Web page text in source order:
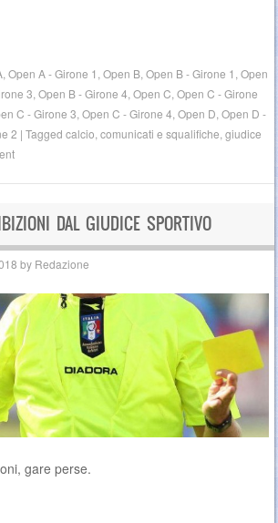
,Open A - Girone 1 ,Open B ,Open B - Girone 1 ,Open
3 ,Open B - Girone 4 ,Open C ,Open C - Girone
C - Girone 3 ,Open C - Girone 4 ,Open D ,Open D -
2 |Taggedcalcio ,comunicati e squalifiche ,giudice
DAL GIUDICE SPORTIVO
by Redazione
gare perse.